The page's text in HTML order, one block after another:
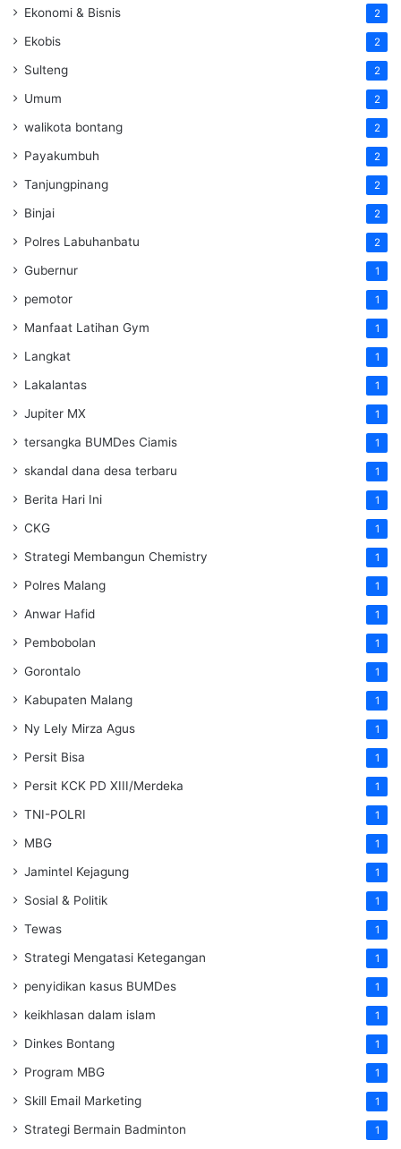
Ekonomi & Bisnis 2
Ekobis 2
Sulteng 2
Umum 2
walikota bontang 2
Payakumbuh 2
Tanjungpinang 2
Binjai 2
Polres Labuhanbatu 2
Gubernur 1
pemotor 1
Manfaat Latihan Gym 1
Langkat 1
Lakalantas 1
Jupiter MX 1
tersangka BUMDes Ciamis 1
skandal dana desa terbaru 1
Berita Hari Ini 1
CKG 1
Strategi Membangun Chemistry 1
Polres Malang 1
Anwar Hafid 1
Pembobolan 1
Gorontalo 1
Kabupaten Malang 1
Ny Lely Mirza Agus 1
Persit Bisa 1
Persit KCK PD XIII/Merdeka 1
TNI-POLRI 1
MBG 1
Jamintel Kejagung 1
Sosial & Politik 1
Tewas 1
Strategi Mengatasi Ketegangan 1
penyidikan kasus BUMDes 1
keikhlasan dalam islam 1
Dinkes Bontang 1
Program MBG 1
Skill Email Marketing 1
Strategi Bermain Badminton 1